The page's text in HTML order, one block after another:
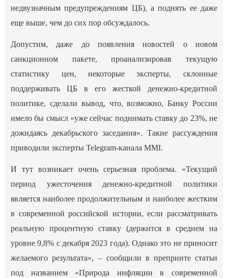
недвузначным предупреждениям ЦБ), а поднять ее даже
еще выше, чем до сих пор обсуждалось.
Допустим, даже до появления новостей о новом
санкционном пакете, проанализировав текущую
статистику цен, некоторые эксперты, склонные
поддерживать ЦБ в его жесткой денежно-кредитной
политике, сделали вывод, что, возможно, Банку России
имело бы смысл «уже сейчас поднимать ставку до 23%, не
дожидаясь декабрьского заседания». Такие рассуждения
приводили эксперты Telegram-канала MMI.
И тут возникает очень серьезная проблема. «Текущий
период ужесточения денежно-кредитной политики
является наиболее продолжительным и наиболее жестким
в современной российской истории, если рассматривать
реальную процентную ставку (держится в среднем на
уровне 9,8% с декабря 2023 года). Однако это не приносит
желаемого результата», – сообщили в препринте статьи
под названием «Природа инфляции в современной